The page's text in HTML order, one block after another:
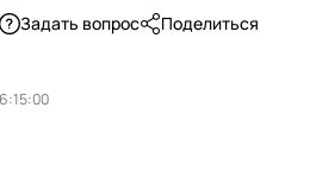
Задать вопрос Поделиться